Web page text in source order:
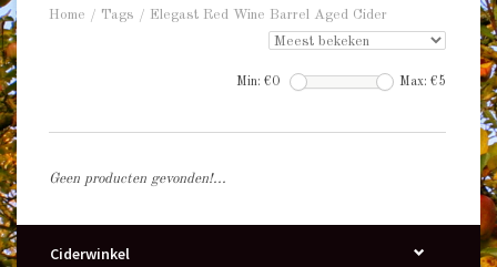
Home / Tags / Elegast Red Wine Barrel Aged Cider
Min: €0 Max: €5
Geen producten gevonden!...
Ciderwinkel